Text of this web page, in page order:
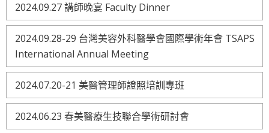
2024.09.27 講師晚宴 Faculty Dinner
2024.09.28-29 台灣美容外科醫學會國際學術年會 TSAPS
International Annual Meeting
2024.07.20-21 美醫管理師證照培訓專班
2024.06.23 春美醫療生技聯合學術研討會